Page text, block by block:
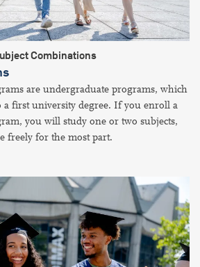
Combinations
are undergraduate programs, which
a first university degree. If you enroll a
you will study one or two subjects,
freely for the most part.